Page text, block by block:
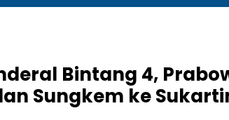
Bintang 4,
Sungkem ke